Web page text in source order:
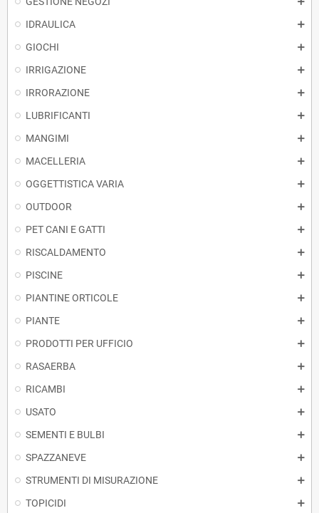
IDRAULICA
GIOCHI
IRRIGAZIONE
IRRORAZIONE
LUBRIFICANTI
MANGIMI
MACELLERIA
OGGETTISTICA VARIA
OUTDOOR
PET CANI E GATTI
RISCALDAMENTO
PISCINE
PIANTINE ORTICOLE
PIANTE
PRODOTTI PER UFFICIO
RASAERBA
RICAMBI
USATO
SEMENTI E BULBI
SPAZZANEVE
STRUMENTI DI MISURAZIONE
TOPICIDI